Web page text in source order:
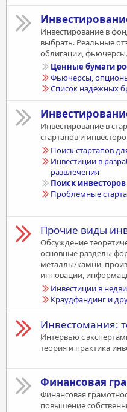
Инвестирование в
выбрать. Реальные
облигации, фьючерсы.
Ценные бумаги
Фьючерсы,
Список надежных
Инвестирование в
стартапов и
Поиск стартапов
Инвестиции в
развлечения
Поиск
Проблемные
Прочие виды
Обсуждение
основные разделы
металлы/камни,
инновации,
Инвестиции в
Краудфандинг и
Инвестомания:
Интервью с
теория и практика
Финансовая
Финансовая
повышение